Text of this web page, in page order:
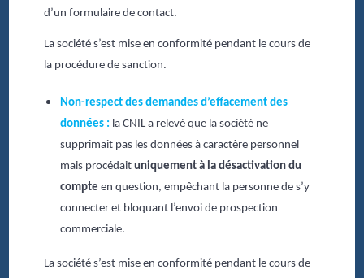
d’un formulaire de contact.
La société s’est mise en conformité pendant le cours de
la procédure de sanction.
Non-respect des demandes d’effacement des
données : la CNIL a relevé que la société ne
supprimait pas les données à caractère personnel
mais procédait uniquement à la désactivation du
compte en question, empêchant la personne de s’y
connecter et bloquant l’envoi de prospection
commerciale.
La société s’est mise en conformité pendant le cours de